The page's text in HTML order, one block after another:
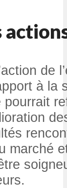
de
à la
marché